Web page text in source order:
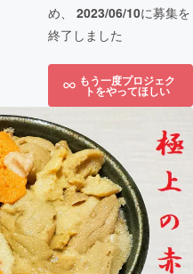
め、 2023/06/10に募集を
終了しました
もう一度プロジェク
トをやってほしい